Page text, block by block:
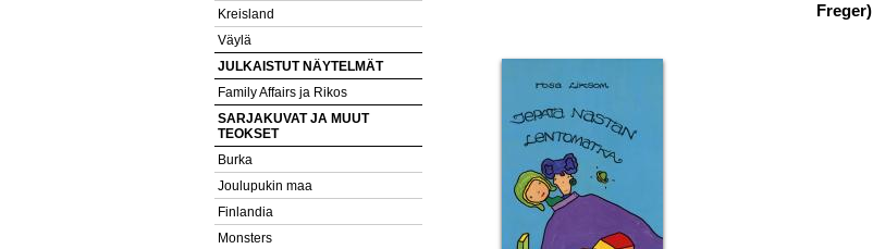
Kreisland
Väylä
JULKAISTUT NÄYTELMÄT
Family Affairs ja Rikos
SARJAKUVAT JA MUUT
TEOKSET
Burka
Joulupukin maa
Finlandia
Monsters
Freger)